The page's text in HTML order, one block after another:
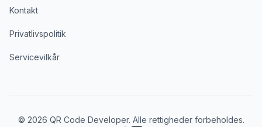
Kontakt
Privatlivspolitik
Servicevilkår
© 2026 QR Code Developer. Alle rettigheder forbeholdes.